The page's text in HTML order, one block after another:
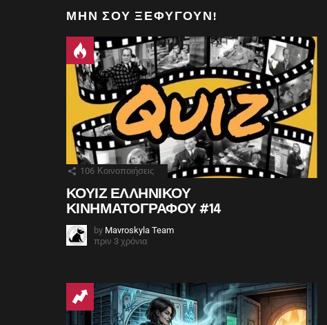
ΜΗΝ ΣΟΥ ΞΕΦΎΓΟΥΝ!
106 Κοινοποιήσεις
ΚΟΥΙΖ ΕΛΛΗΝΙΚΟΥ
ΚΙΝΗΜΑΤΟΓΡΑΦΟΥ #14
by Mavroskyla Team
πριν 3 χρόνια